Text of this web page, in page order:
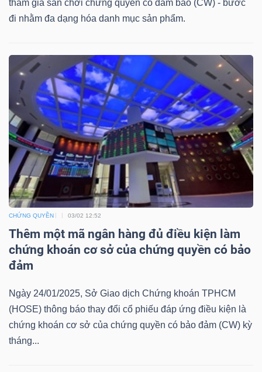
tham gia sân chơi chứng quyền có đảm bảo (CW) - bước
đi nhằm đa dạng hóa danh mục sản phẩm.
CHỨNG QUYỀN 03/02 12:52
Thêm một mã ngân hàng đủ điều kiện làm
chứng khoán cơ sở của chứng quyền có bảo
đảm
Ngày 24/01/2025, Sở Giao dịch Chứng khoán TPHCM
(HOSE) thông báo thay đổi cổ phiếu đáp ứng điều kiện là
chứng khoán cơ sở của chứng quyền có bảo đảm (CW) kỳ
tháng...
SẢN
Mã
chứng
khoán
(-)
Tất cả Cổ phiếu Chỉ số Chứng chỉ quỹ Chứng
Lãnh
(-)
Tất cả
Tin
tức
(-)